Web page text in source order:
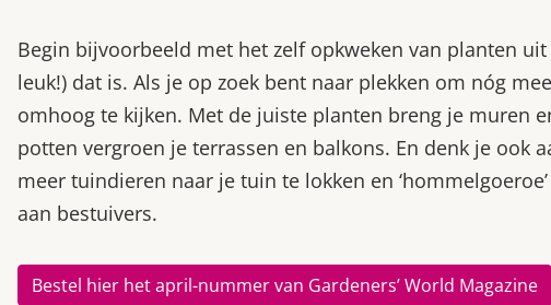
Begin bijvoorbeeld met het zelf opkweken van planten
leuk!) dat is. Als je op zoek bent naar plekken om nóg
omhoog te kijken. Met de juiste planten breng je muren
potten vergroen je terrassen en balkons. En denk je ook
meer tuindieren naar je tuin te lokken en
aan bestuivers.
Bestel hier het april-nummer van Gardeners’ World Magazine